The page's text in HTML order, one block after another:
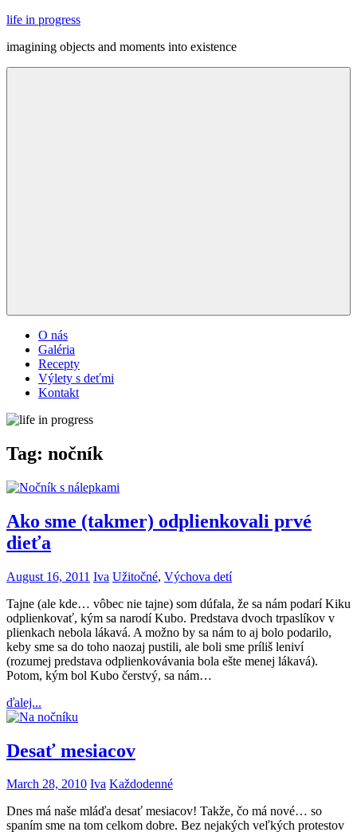
Skip
content
life in progress
imagining objects and moments into existence
O nás
Galéria
Recepty
Výlety s deťmi
Kontakt
Tag: nočník
Ako sme (takmer) odplienkovali prvé
dieťa
August 16, 2011 Iva Užitočné, Výchova detí
Tajne (ale kde… vôbec nie tajne) som dúfala, že sa nám podarí Kiku
odplienkovať, kým sa narodí Kubo. Predstava dvoch trpaslíkov v
plienkach nebola lákavá. A možno by sa nám to aj bolo podarilo,
keby sme sa do toho naozaj pustili, ale boli sme príliš leniví
(rozumej predstava odplienkovávania bola ešte menej lákavá).
Potom, kým bol Kubo čerstvý, sa nám…
ďalej...
Desať mesiacov
March 28, 2010 Iva Každodenné
Dnes má naše mláďa desať mesiacov! Takže, čo má nové… so
spaním sme na tom celkom dobre. Bez nejakých veľkých protestov